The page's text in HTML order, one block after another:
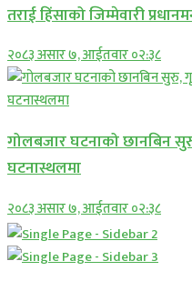
तराई हिंसाको जिम्मेवारी
२०८३ असार ७, आईतवार ०२:३८
गोलबजार घटनाको छानबिन
घटनास्थलमा
२०८३ असार ७, आईतवार ०२:३८